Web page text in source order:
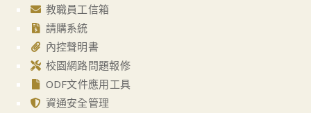
教職員工信箱
請購系統
內控聲明書
校園網路問題報修
ODF文件應用工具
資通安全管理